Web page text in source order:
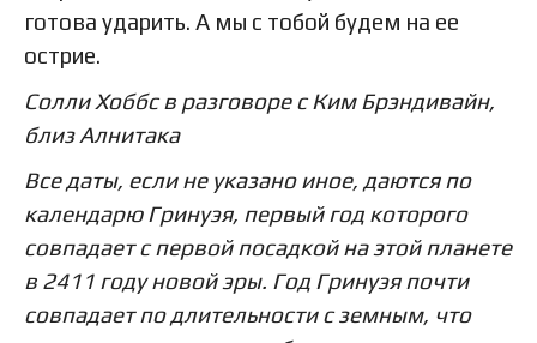
готова ударить. А мы с тобой будем на ее
острие.
Солли Хоббс в разговоре с Ким Брэндивайн,
близ Алнитака
Все даты, если не указано иное, даются по
календарю Гринуэя, первый год которого
совпадает с первой посадкой на этой планете
в 2411 году новой эры. Год Гринуэя почти
совпадает по длительности с земным, что